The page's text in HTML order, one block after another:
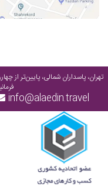
تهران، پاسداران شمالی، پایین‌تر از
info@alaedin.travel